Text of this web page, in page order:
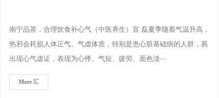
南宁品茶，合理饮食补心气（中医养生）宣 磊夏季随着气温升高，
热邪会耗损人体正气。气虚体质，特别是患心脏基础病的人群，易
出现心气虚证，表现为心悸、气短、疲劳、面色淡···
More